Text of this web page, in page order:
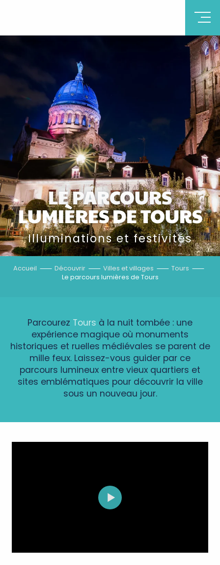
LE PARCOURS
LUMIÈRES DE TOURS
Illuminations et festivités
Accueil Découvrir Villes et villages
Tours
Le parcours lumières de Tours
Parcourez Tours à la nuit tombée : une
expérience magique où monuments
historiques et ruelles médiévales se parent de
mille feux. Laissez-vous guider par ce
parcours lumineux entre vieux quartiers et
sites emblématiques pour découvrir la ville
sous un nouveau jour.